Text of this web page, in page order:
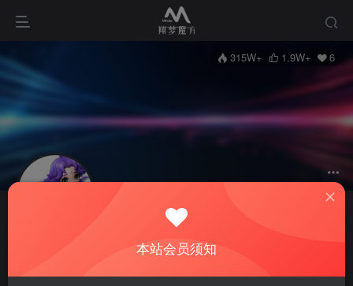
315W+ 1.9W+ 6
11枚徽章 不负责的站长 四川省成都市 管理员
本站会员须知